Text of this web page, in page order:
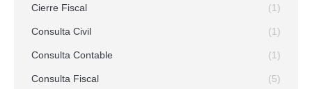
Cierre Fiscal (1)
Consulta Civil (1)
Consulta Contable (1)
Consulta Fiscal (5)